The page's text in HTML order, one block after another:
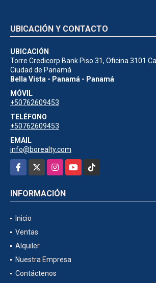
UBICACIÓN Y CONTACTO
UBICACIÓN
Torre Credicorp Bank Piso 31, Oficina 3101
Ciudad de Panamá
Bella Vista - Panamá - Panamá
MÓVIL
+50762609453
TELÉFONO
+50762609453
EMAIL
info@borealty.com
Facebook
InstagramYouTubeTikTok
INFORMACIÓN
Inicio
Ventas
Alquiler
Nuestra Empresa
Contáctenos